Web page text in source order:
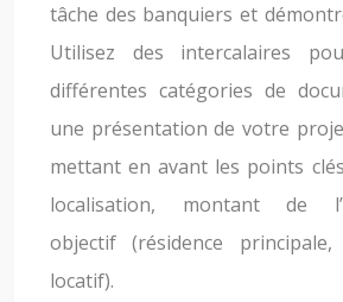
tâche des banquiers et
Utilisez des intercalaires
différentes catégories de
une présentation de votre
mettant en avant les points
localisation, montant de
objectif (résidence principale,
locatif).